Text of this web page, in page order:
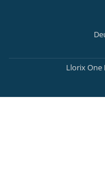
Secondary
Llorix One